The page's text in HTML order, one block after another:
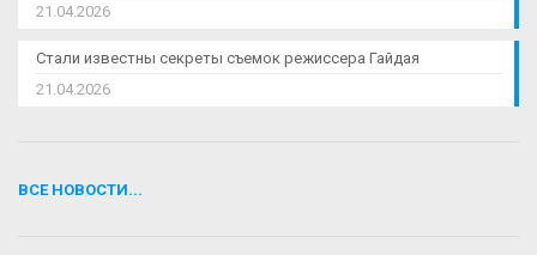
21.04.2026
Стали известны секреты съемок режиссера Гайдая
21.04.2026
ВСЕ НОВОСТИ...